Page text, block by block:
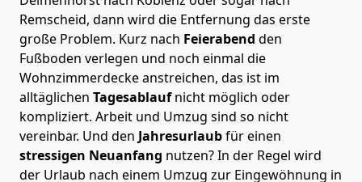
Remscheid, dann wird die Entfernung das erste
große Problem. Kurz nach Feierabend den
Fußboden verlegen und noch einmal die
Wohnzimmerdecke anstreichen, das ist im
alltäglichen Tagesablaufnicht möglich oder
kompliziert. Arbeit und Umzug sind so nicht
vereinbar. Und den Jahresurlaubfür einen
stressigen Neuanfang nutzen? In der Regel wird
der Urlaub nach einem Umzug zur Eingewöhnung in